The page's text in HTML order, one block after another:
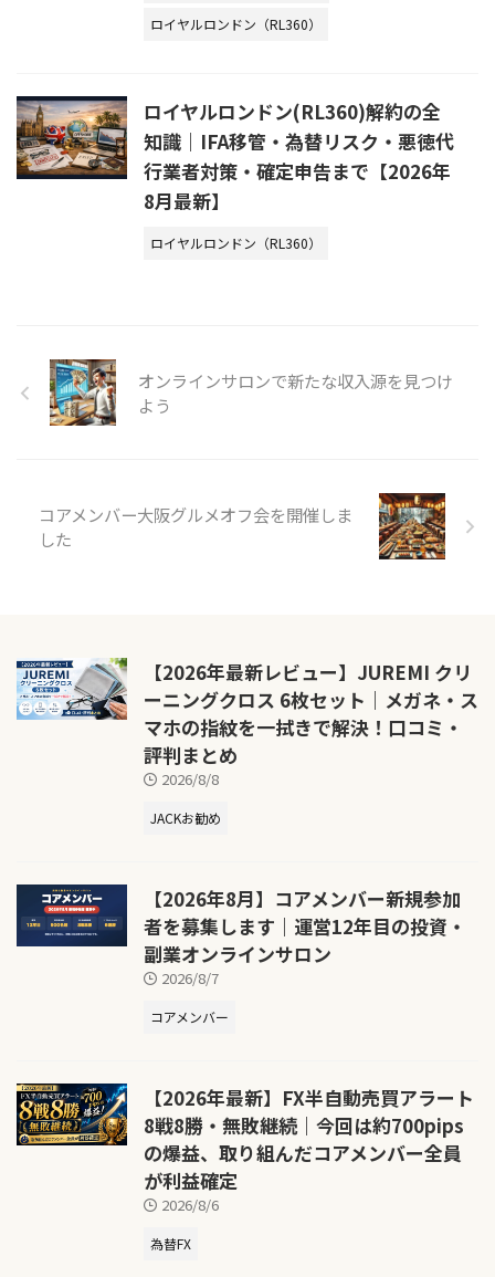
ロイヤルロンドン（RL360）
ロイヤルロンドン(RL360)解約の全
知識｜IFA移管・為替リスク・悪徳代
行業者対策・確定申告まで【2026年
8月最新】
ロイヤルロンドン（RL360）
オンラインサロンで新たな収入源を見つけ
よう
コアメンバー大阪グルメオフ会を開催しま
した
【2026年最新レビュー】JUREMI クリ
ーニングクロス 6枚セット｜メガネ・ス
マホの指紋を一拭きで解決！口コミ・
評判まとめ
2026/8/8
JACKお勧め
【2026年8月】コアメンバー新規参加
者を募集します｜運営12年目の投資・
副業オンラインサロン
2026/8/7
コアメンバー
【2026年最新】FX半自動売買アラート
8戦8勝・無敗継続｜今回は約700pips
の爆益、取り組んだコアメンバー全員
が利益確定
2026/8/6
為替FX